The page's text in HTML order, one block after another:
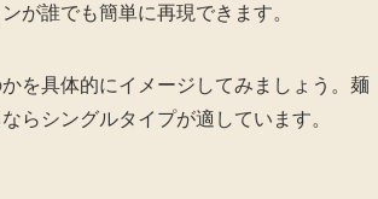
が誰でも簡単に再現できます。
を具体的にイメージしてみましょう。麺
らシングルタイプが適しています。